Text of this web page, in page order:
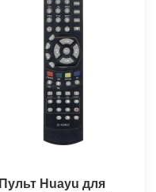
Пульт Huayu для